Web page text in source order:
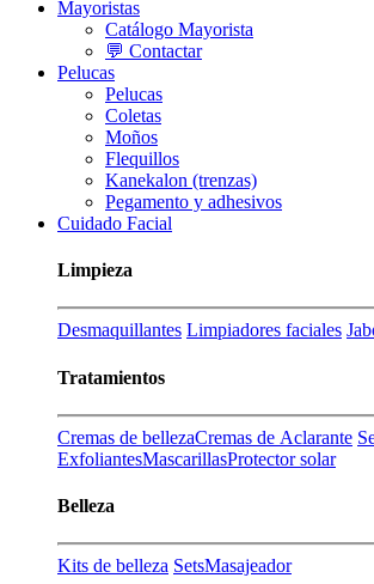
Mayoristas
Catálogo Mayorista
💬 Contactar
Pelucas
Pelucas
Coletas
Moños
Flequillos
Kanekalon (trenzas)
Pegamento y adhesivos
Cuidado Facial
Limpieza
Desmaquillantes Limpiadores faciales
Tratamientos
Cremas de bellezaCremas de Aclarante
ExfoliantesMascarillasProtector solar
Belleza
Kits de belleza SetsMasajeador